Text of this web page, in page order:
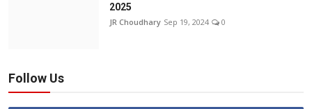
2025
JR Choudhary Sep 19, 2024 0
Follow Us